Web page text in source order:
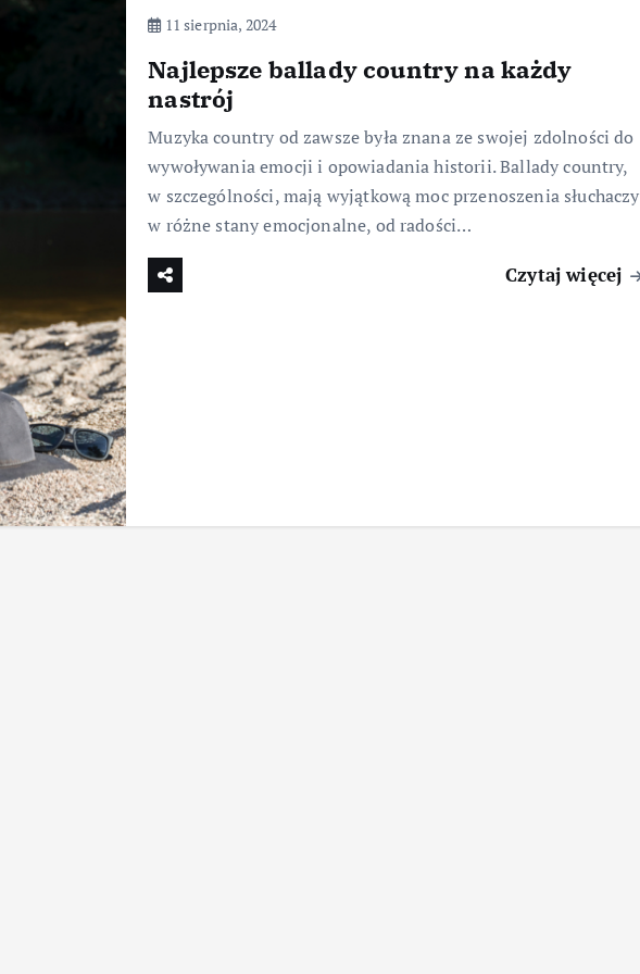
11 sierpnia, 2024
Najlepsze ballady country na każdy
nastrój
Muzyka country od zawsze była znana ze swojej zdolności do
wywoływania emocji i opowiadania historii. Ballady country,
w szczególności, mają wyjątkową moc przenoszenia słuchaczy
w różne stany emocjonalne, od radości…
Czytaj więcej